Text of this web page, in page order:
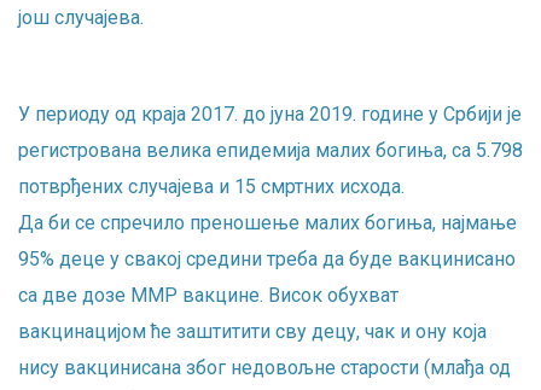
још случајева.
У периоду од краја 2017. до јуна 2019. године у Србији је
регистрована велика епидемија малих богиња, са 5.798
потврђених случајева и 15 смртних исхода.
Да би се спречило преношење малих богиња, најмање
95% деце у свакој средини треба да буде вакцинисано
са две дозе ММР вакцине. Висок обухват
вакцинацијом ће заштитити сву децу, чак и ону која
нису вакцинисана због недовољне старости (млађа од